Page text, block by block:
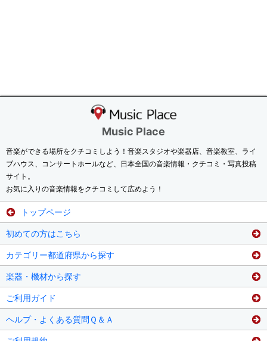
Music Place
音楽ができる場所をクチコミしよう！音楽スタジオや楽器店、音楽教室、ライ
ブハウス、コンサートホールなど、日本全国の音楽情報・クチコミ・写真投稿
サイト。
お気に入りの音楽情報をクチコミして広めよう！
トップページ
初めての方はこちら
カテゴリー都道府県から探す
楽器・機材から探す
ご利用ガイド
ヘルプ・よくある質問Ｑ＆Ａ